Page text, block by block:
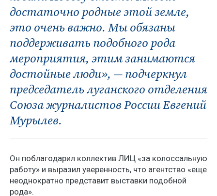
достаточно родные этой земле,
это очень важно. Мы обязаны
поддерживать подобного рода
мероприятия, этим занимаются
достойные люди», — подчеркнул
председатель луганского отделения
Союза журналистов России Евгений
Мурылев.
Он поблагодарил коллектив ЛИЦ «за колоссальную
работу» и выразил уверенность, что агентство «еще
неоднократно представит выставки подобной
рода».